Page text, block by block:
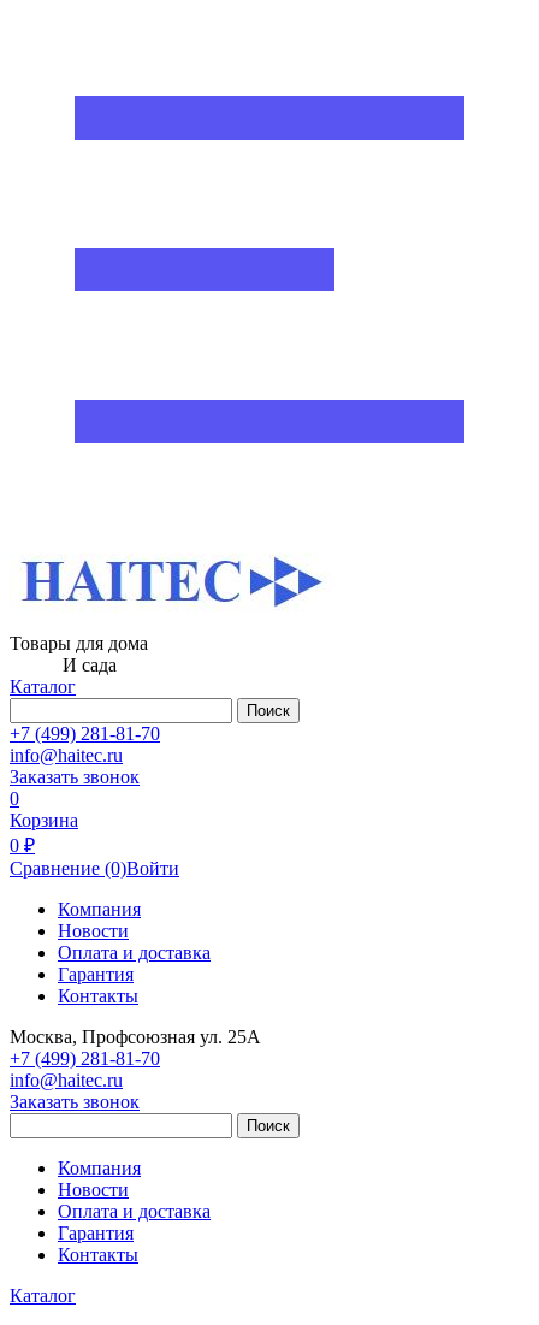
Товары для дома
И сада
Каталог
Поиск
+7 (499) 281-81-70
info@haitec.ru
Заказать звонок
0
Корзина
0 ₽
Сравнение (0)Войти
Компания
Новости
Оплата и доставка
Гарантия
Контакты
Москва, Профсоюзная ул. 25А
+7 (499) 281-81-70
info@haitec.ru
Заказать звонок
Поиск
Компания
Новости
Оплата и доставка
Гарантия
Контакты
Каталог